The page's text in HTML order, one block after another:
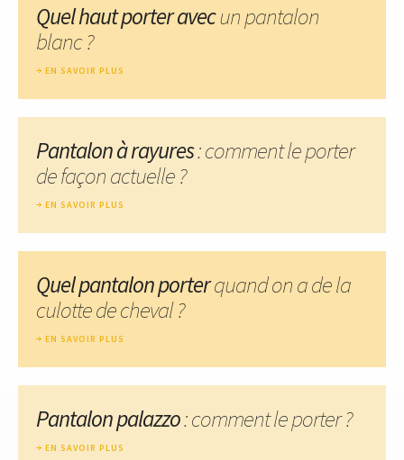
Quel haut porter avecun pantalon
blanc ?
EN SAVOIR PLUS
Pantalon à rayures: comment le porter
de façon actuelle ?
EN SAVOIR PLUS
Quel pantalon porterquand on a de la
culotte de cheval ?
EN SAVOIR PLUS
Pantalon palazzo: comment le porter ?
EN SAVOIR PLUS